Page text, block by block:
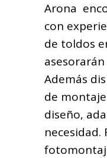
Arona
con
de toldos
Además
de
diseño,
necesidad.